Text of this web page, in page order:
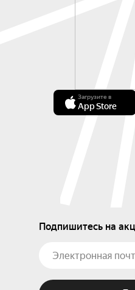
Загрузите в
App Store
Подпишитесь на